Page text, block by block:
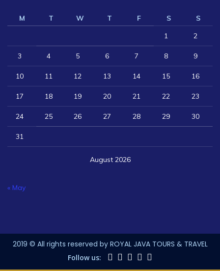
August 2026
M T W T F S
S
1
2
3 4 5 6 7 8 9
10 11 12 13 14 15 16
17 18 19 20 21 22 23
24 25 26 27 28 29 30
31
« May
2019 © All rights reserved by ROYAL JAVA TOURS & TRAVEL
Follow us: